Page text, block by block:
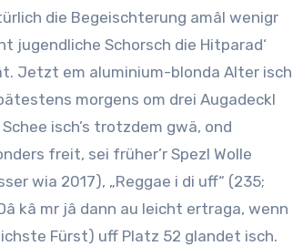
die Begeischterung amâl wenigr
jugendliche Schorsch die Hitparad‘
Jetzt em aluminium-blonda Alter isch
morgens om drei Augadeckl
isch’s trotzdem gwä, ond
freit, sei früher’r Spezl Wolle
wia 2017), „Reggae i di uff“ (235;
Dâ kâ mr jâ dann au leicht ertraga, wenn
Fürst) uff Platz 52 glandet isch.